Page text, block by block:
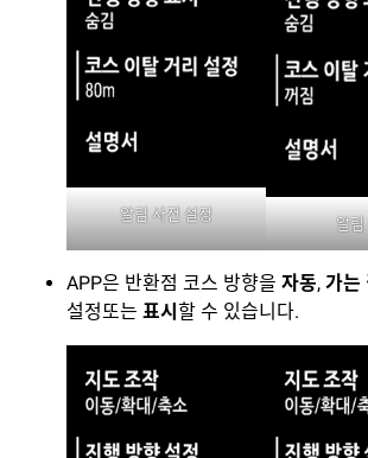
알림 사전 설정
알림
APP은 반환점 코스 방향을 자동, 가는
설정또는 표시 할 수 있습니다.